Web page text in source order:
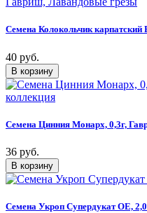
Семена Колокольчик карпатский
40 руб.
Семена Цинния Монарх, 0,3г,
36 руб.
Семена Укроп Супердукат ОЕ,